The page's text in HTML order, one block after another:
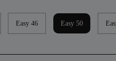
Easy 46 Easy 50